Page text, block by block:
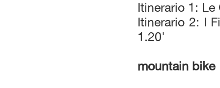
Itinerario 1:
Itinerario 2: I
1.20'
mountain bike